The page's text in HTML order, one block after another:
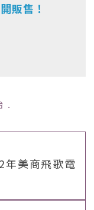
販售！
﹒
年美商飛歌電